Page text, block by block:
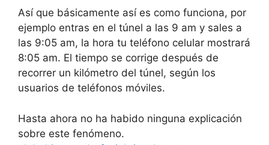
Así que básicamente así es como funciona, por
ejemplo entras en el túnel a las 9 am y sales a
las 9:05 am, la hora tu teléfono celular mostrará
8:05 am. El tiempo se corrige después de
recorrer un kilómetro del túnel, según los
usuarios de teléfonos móviles.
Hasta ahora no ha habido ninguna explicación
sobre este fenómeno.